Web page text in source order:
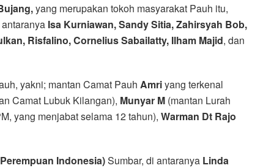
yang merupakan tokoh masyarakat Pauh itu,
Isa Kurniawan, Sandy Sitia, Zahirsyah Bob,
Risfalino, Cornelius Sabailatty, Ilham Majid, dan
yakni; mantan Camat Pauh Amriyang terkenal
Camat Lubuk Kilangan), Munyar M (mantan Lurah
yang menjabat selama 12 tahun), Warman Dt Rajo
Indonesia)Sumbar, di antaranya Linda